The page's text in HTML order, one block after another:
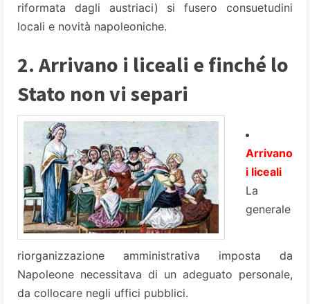
riformata dagli austriaci) si fusero consuetudini
locali e novità napoleoniche.
2. Arrivano i liceali e finché lo
Stato non vi separi
Arrivano
i liceali
La
generale
riorganizzazione amministrativa imposta da
Napoleone necessitava di un adeguato personale,
da collocare negli uffici pubblici.